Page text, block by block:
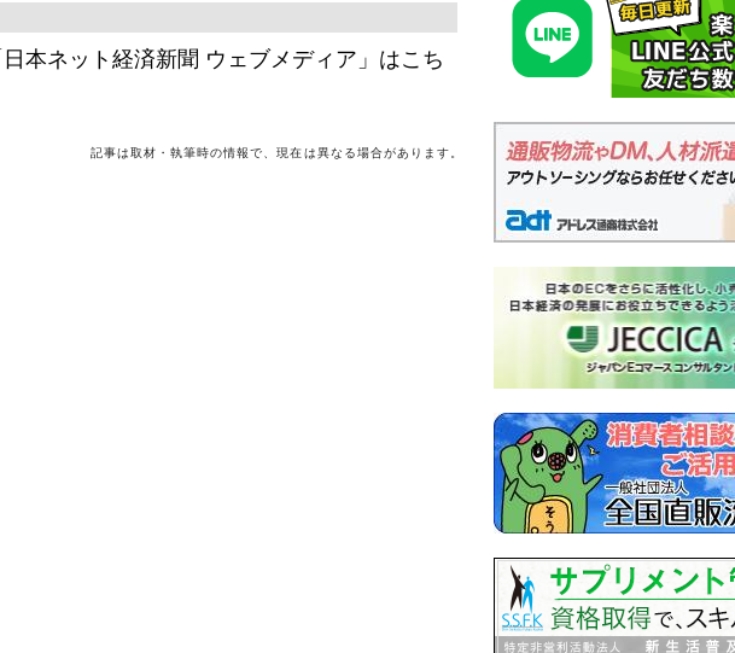
本ネット経済新聞 ウェブメディア」はこち
記事は取材・執筆時の情報で、現在は異なる場合があります。